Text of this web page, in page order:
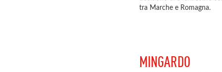
tra Marche e Romagna.
MINGARDO